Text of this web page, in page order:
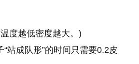
度越低密度越大。)
站成队形”的时间只需要0.2皮